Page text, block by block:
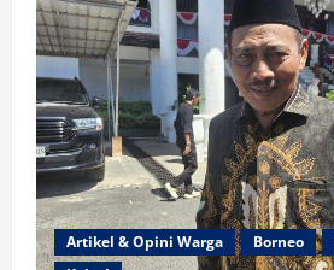
Artikel & Opini Warga Borneo